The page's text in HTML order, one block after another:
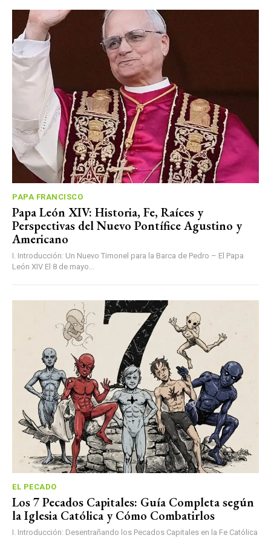
PAPA FRANCISCO
Papa León XIV: Historia, Fe, Raíces y
Perspectivas del Nuevo Pontífice Agustino y
Americano
I. Introducción: Un Nuevo Timonel para la Barca de Pedro – El Papa
León XIV El 8 de mayo...
EL PECADO
Los 7 Pecados Capitales: Guía Completa según
la Iglesia Católica y Cómo Combatirlos
I. Introducción: Desentrañando los Pecados Capitales en la Fe Católica